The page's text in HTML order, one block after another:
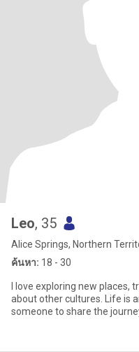
Leo, 35
Alice Springs, Northern
ค้นหา: 18 - 30
I love exploring new
about other cultures. Life is
someone to share the